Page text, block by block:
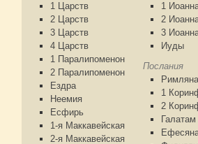
1 Царств
2 Царств
3 Царств
4 Царств
1 Паралипоменон
2 Паралипоменон
Ездра
Неемия
Есфирь
1-я Маккавейская
2-я Маккавейская
1
2
3
Иуды
Послания
1
2
Галатам